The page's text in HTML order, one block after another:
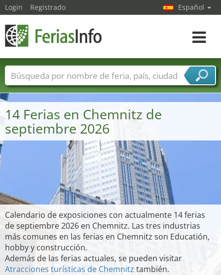
14 Ferias en Chemnitz de
septiembre 2026
Calendario de exposiciones con actualmente 14 ferias
de septiembre 2026 en Chemnitz. Las tres industrias
más comunes en las ferias en Chemnitz son Educatión,
hobby y construcción.
Además de las ferias actuales, se pueden visitar
Atracciones turísticas de Chemnitz también.
Login Registrado Español
toggle
Nombres de ferias Países
Ciudades
Sectores de ferias
Sectores de proveedor de servicios